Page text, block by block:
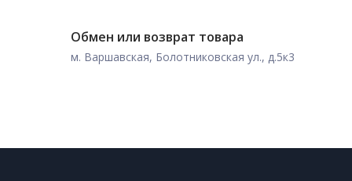
Обмен или возврат товара
м. Варшавская, Болотниковская ул., д.5к3